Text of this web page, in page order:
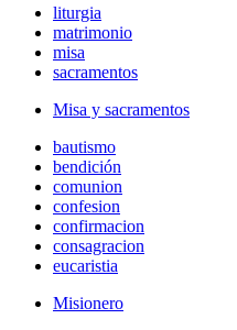
liturgia
matrimonio
misa
sacramentos
Misa y sacramentos
bautismo
bendición
comunion
confesion
confirmacion
consagracion
eucaristia
Misionero